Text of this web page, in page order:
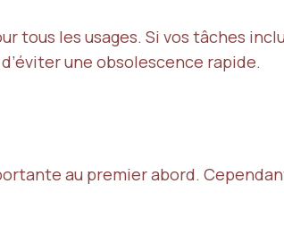
tous les usages. Si vos tâches
une obsolescence rapide.
au premier abord.